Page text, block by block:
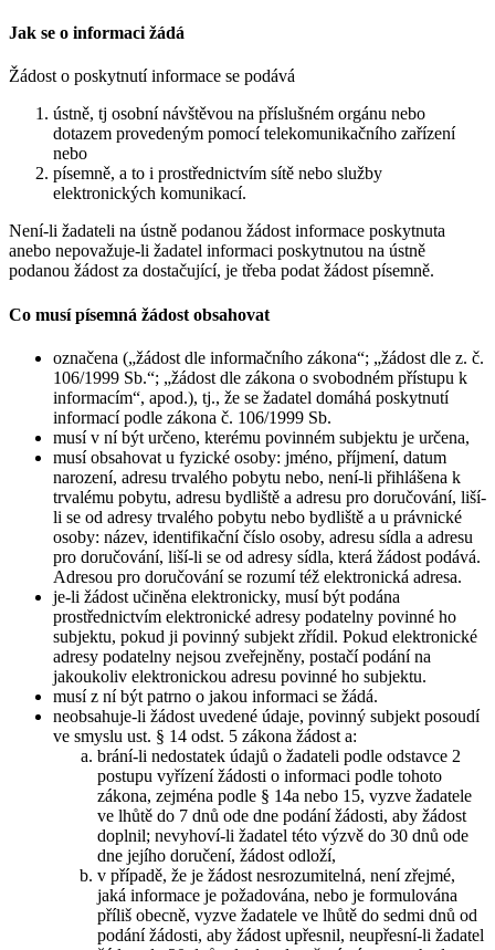
Jak se o informaci žádá
Žádost o poskytnutí informace se podává
ústně, tj osobní návštěvou na příslušném orgánu nebo
dotazem provedeným pomocí telekomunikačního zařízení
nebo
písemně, a to i prostřednictvím sítě nebo služby
elektronických komunikací.
Není-li žadateli na ústně podanou žádost informace poskytnuta
anebo nepovažuje-li žadatel informaci poskytnutou na ústně
podanou žádost za dostačující, je třeba podat žádost písemně.
Co musí písemná žádost obsahovat
označena („žádost dle informačního zákona“; „žádost dle z. č.
106/1999 Sb.“; „žádost dle zákona o svobodném přístupu k
informacím“, apod.), tj., že se žadatel domáhá poskytnutí
informací podle zákona č. 106/1999 Sb.
musí v ní být určeno, kterému povinném subjektu je určena,
musí obsahovat u fyzické osoby: jméno, příjmení, datum
narození, adresu trvalého pobytu nebo, není-li přihlášena k
trvalému pobytu, adresu bydliště a adresu pro doručování, liší-
li se od adresy trvalého pobytu nebo bydliště a u právnické
osoby: název, identifikační číslo osoby, adresu sídla a adresu
pro doručování, liší-li se od adresy sídla, která žádost podává.
Adresou pro doručování se rozumí též elektronická adresa.
je-li žádost učiněna elektronicky, musí být podána
prostřednictvím elektronické adresy podatelny povinné ho
subjektu, pokud ji povinný subjekt zřídil. Pokud elektronické
adresy podatelny nejsou zveřejněny, postačí podání na
jakoukoliv elektronickou adresu povinné ho subjektu.
musí z ní být patrno o jakou informaci se žádá.
neobsahuje-li žádost uvedené údaje, povinný subjekt posoudí
ve smyslu ust. § 14 odst. 5 zákona žádost a:
brání-li nedostatek údajů o žadateli podle odstavce 2
postupu vyřízení žádosti o informaci podle tohoto
zákona, zejména podle § 14a nebo 15, vyzve žadatele
ve lhůtě do 7 dnů ode dne podání žádosti, aby žádost
doplnil; nevyhoví-li žadatel této výzvě do 30 dnů ode
dne jejího doručení, žádost odloží,
v případě, že je žádost nesrozumitelná, není zřejmé,
jaká informace je požadována, nebo je formulována
příliš obecně, vyzve žadatele ve lhůtě do sedmi dnů od
podání žádosti, aby žádost upřesnil, neupřesní-li žadatel